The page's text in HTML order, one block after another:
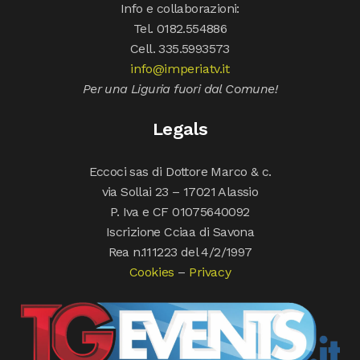
Info e collaborazioni:
Tel. 0182.554886
Cell. 335.5993573
info@imperiatv.it
Per una Liguria fuori dal Comune!
Legals
Eccoci sas di Dottore Marco & c.
via Sollai 23 – 17021 Alassio
P. Iva e CF 01075640092
Iscrizione Cciaa di Savona
Rea n.111223 del 4/2/1997
Cookies – Privacy